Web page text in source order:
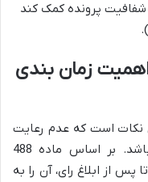
شفافیت پرونده کمک کند
زمان بندی
نکات است که عدم رعایت
آن می تواند پیامدهای جدی داشته باشد. بر اساس ماده 488
پس از ابلاغ رای، آن را به